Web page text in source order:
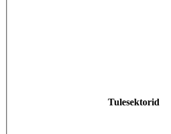
Tulesektorid